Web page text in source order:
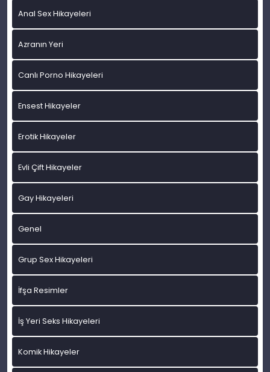
Anal Sex Hikayeleri
Azranın Yeri
Canlı Porno Hikayeleri
Ensest Hikayeler
Erotik Hikayeler
Evli Çift Hikayeler
Gay Hikayeleri
Genel
Grup Sex Hikayeleri
İfşa Resimler
İş Yeri Seks Hikayeleri
Komik Hikayeler